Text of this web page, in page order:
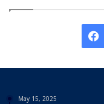
May 15, 2025